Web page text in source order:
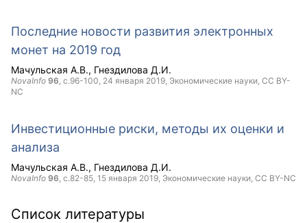
Последние новости развития электронных
монет на 2019 год
Мачульская А.В. Гнездилова Д.И.
NovaInfo 96, с.96-100, 24 января 2019, Экономические науки, CC BY-
NC
Инвестиционные риски, методы их оценки и
анализа
Мачульская А.В. Гнездилова Д.И.
NovaInfo 96, с.82-85, 15 января 2019, Экономические науки, CC BY-NC
Список литературы